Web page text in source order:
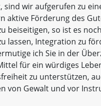
wir aufgerufen zu
aktive Förderung des
beiseitigen, so ist es
lassen, Integration zu
ich Sie in der
für ein würdiges
zu unterstützen,
von Gewalt und vor